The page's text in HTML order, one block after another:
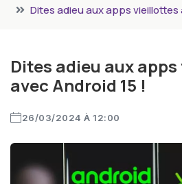
Dites adieu aux apps vieillottes
Dites adieu aux
avec Android 15 !
26/03/2024 À 12:00